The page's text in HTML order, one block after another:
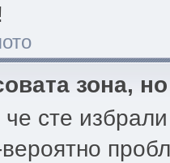
зона,
че сте